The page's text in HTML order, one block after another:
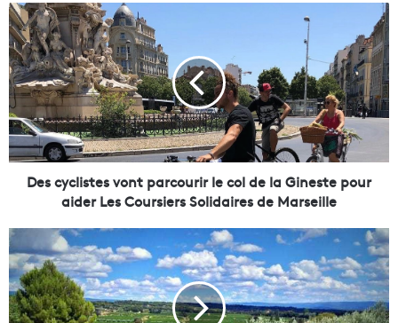
D
e
s
c
y
c
l
i
s
v
o
n
t
p
Des cyclistes vont parcourir le col de la Gineste pour
aider Les Coursiers Solidaires de Marseille
L
a
R
é
g